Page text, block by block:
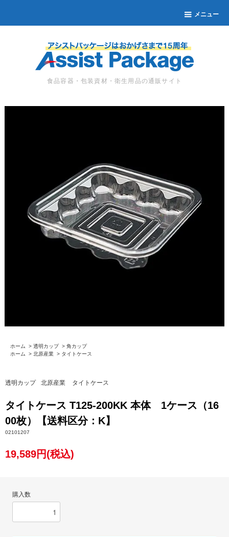
メニュー
食品容器・包装資材・衛生用品の通販サイト
ホーム > 透明カップ > 角カップ
ホーム
> 北原産業 > タイトケース
透明カップ 北原産業 タイトケース
タイトケース T125-200KK 本体 1ケース（16
00枚）【送料区分：K】
02101207
19,589円(税込)
購入数